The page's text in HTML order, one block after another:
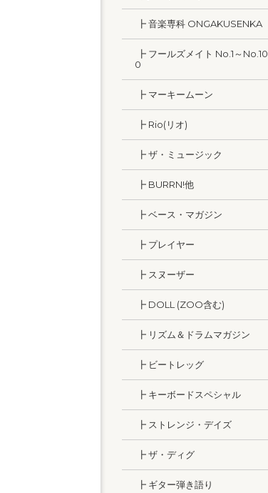
┣ 音楽専科 ONGAKUSENKA
┣ フールズメイト No.1～No.10
0
┣ マーキームーン
┣ Rio(リオ)
┣ ザ・ミュージック
┣ BURRN!他
┣ ベース・マガジン
┣ プレイヤー
┣ スヌーザー
┣ DOLL (ZOO含む)
┣ リズム＆ドラムマガジン
┣ ビートレッグ
┣ キーボードスペシャル
┣ ストレンジ・デイズ
┣ ザ・ディグ
┣ ギター弾き語り